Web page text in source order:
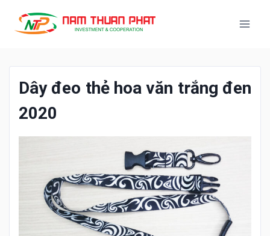
Dây đeo thẻ hoa văn trắng đen
2020